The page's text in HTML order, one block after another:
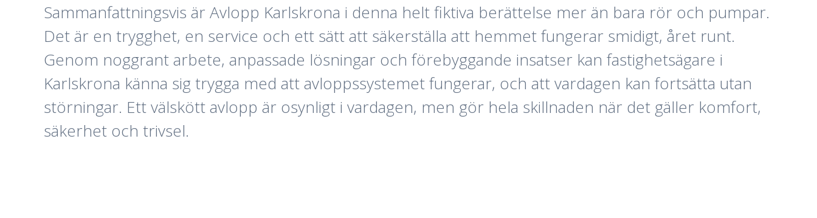
Sammanfattningsvis är Avlopp Karlskrona i denna helt fiktiva berättelse mer än bara rör och pumpar.
Det är en trygghet, en service och ett sätt att säkerställa att hemmet fungerar smidigt, året runt.
Genom noggrant arbete, anpassade lösningar och förebyggande insatser kan fastighetsägare i
Karlskrona känna sig trygga med att avloppssystemet fungerar, och att vardagen kan fortsätta utan
störningar. Ett välskött avlopp är osynligt i vardagen, men gör hela skillnaden när det gäller komfort,
säkerhet och trivsel.